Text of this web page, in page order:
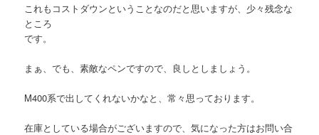
これもコストダウンということなのだと思いますが、少々残念な
ところ
です。
まぁ、でも、素敵なペンですので、良しとしましょう。
M400系で出してくれないかなと、常々思っております。
在庫としている場合がございますので、気になった方はお問い合